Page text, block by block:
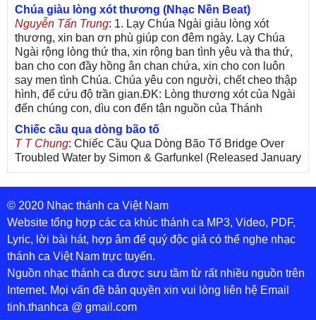
Chúa giàu lòng xót thương (Nhạc Nền Beat)
Nguyễn Tấn Trung: 1. Lạy Chúa Ngài giàu lòng xót
thương, xin ban ơn phù giúp con đêm ngày. Lạy Chúa
Ngài rộng lòng thứ tha, xin rộng ban tình yêu và tha thứ,
ban cho con đầy hồng ân chan chứa, xin cho con luôn
say men tình Chúa. Chúa yêu con người, chết cheo thập
hình, để cứu độ trần gian.ĐK: Lòng thương xót của Ngài
đến chúng con, dìu con đến tận nguồn của Thánh
Chiếc cầu qua dòng bão tố
T T Chung: Chiếc Cầu Qua Dòng Bão Tố Bridge Over
Troubled Water by Simon & Garfunkel (Released January
26, 1970) Lời Việt: Nhạc Sĩ Vũ Đức Nghiêm Trình Bày:
Chung Tử Lưu
De Colores! (Lời Việt)
Son Vu: Bài hát có lời chưa.Cám ơn
Bài ca dâng Mẹ
thuc : xin lòi bài hat ,bai ca dang me.gia ân
Theo gương Mẹ, con lên đường
sr Thúy Ngân: xin cho con bản PDF bài này ạ
Đến với Lòng Thương Xót Chúa
© 2020 Nhạc thánh ca Việt Nam
Website tổng hợp các ca khúc thánh ca MP3, Video, PDF,
Lyric, lời bài hát, hợp âm để quý độc giả có thể nghe nhạc
thánh ca Việt Nam trực tuyến.
Nguồn nhạc thánh ca được sưu tầm từ rất nhiều nguồn trên
Internet. Mọi vấn đề bản quyền xin vui lòng liên hệ Email
tinh.thanhca @ gmail.com